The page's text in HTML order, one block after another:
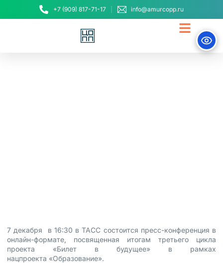
+7 (909) 817-71-17 info@amurcopp.ru
7 декабря в 16:30 в ТАСС состоится пресс-конференция в
онлайн-формате, посвященная итогам третьего цикла
проекта «Билет в будущее» в рамках
нацпроекта «Образование».